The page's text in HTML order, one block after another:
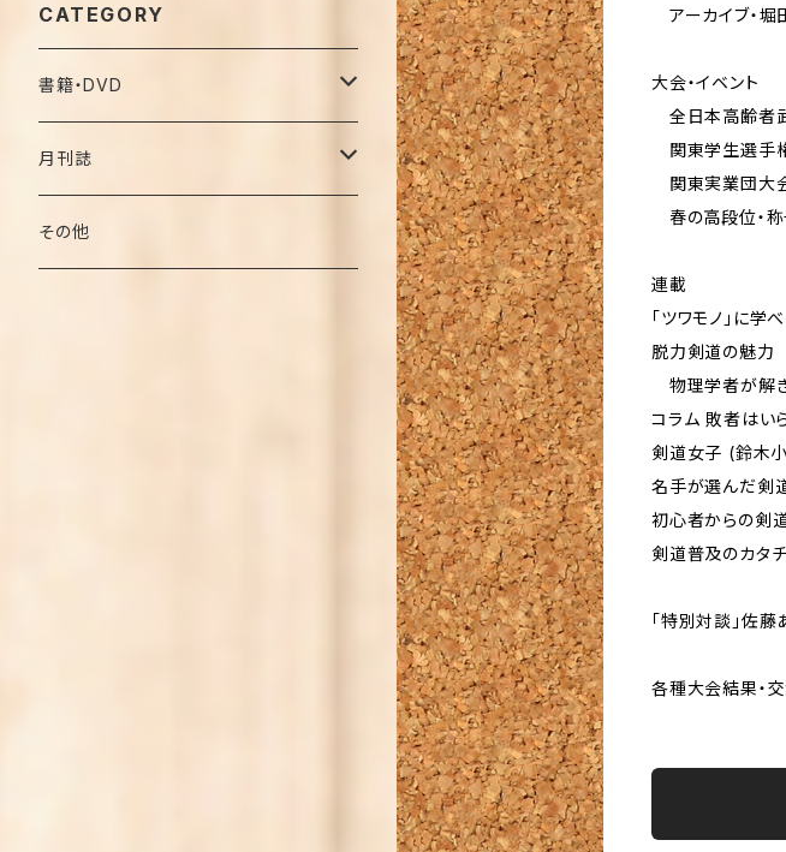
アーカイブ・堀
大会・イベント
全日本高齢者
関東学生選手
関東実業団大
春の高段位・
連載
「ツワモノ」に
脱力剣道の魅力
物理学者が解
コラム 敗者はい
剣道女子 (鈴木
名手が選んだ剣
初心者からの剣
剣道普及のカタ
「特別対談」佐
各種大会結果・
CATEGORY
書籍・DVD
名著復刻版（オンデマンド）
月刊誌
バックナンバー（復刊前）
その他